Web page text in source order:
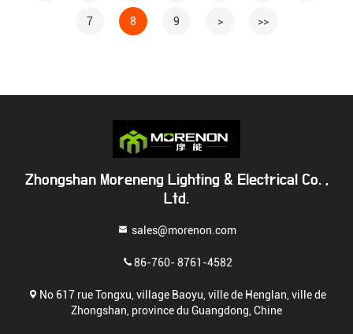
7 8 9 > >>
Zhongshan Moreneng Lighting & Electrical Co. ,
Ltd.
sales@morenon.com
86-760- 8761-4582
No 617 rue Tongxu, village Baoyu, ville de Henglan, ville de
Zhongshan, province du Guangdong, Chine